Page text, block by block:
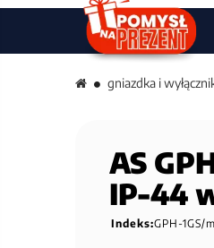
gniazdka i
AS
IP-44
Indeks:GPH-1GS/